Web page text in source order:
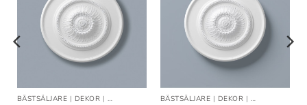
Lägg till
önskelistan
BÄSTSÄLJARE | DEKOR |TAKROSETT
Lägg till
i
önskelistan
BÄSTSÄLJARE | DEKOR |TAKROSETT